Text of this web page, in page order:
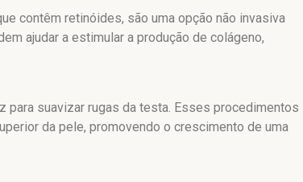
contêm retinóides, são uma opção não invasiva
ajudar a estimular a produção de colágeno,
para suavizar rugas da testa. Esses procedimentos
da pele, promovendo o crescimento de uma